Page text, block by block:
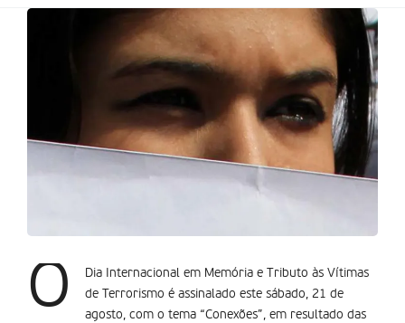
O
Dia Internacional em Memória e Tributo às Vítimas
de Terrorismo é assinalado este sábado, 21 de
agosto, com o tema “Conexões”, em resultado das